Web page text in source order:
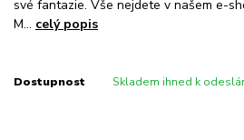
své fantazie. Vše nejdete v našem e-
M... celý popis
Dostupnost Skladem ihned k